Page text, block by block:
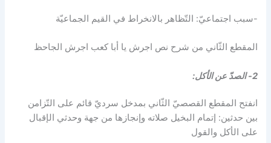
-سبب اجتماعيّ: التّظاهر بالانخراط في القيم الجماعيّة
المقطع الثّاني من شرح نص اجرش يا أبا كعب اجرش الجاحظ
2- الصدّ عن الأكل:
انفتح المقطع القصصيّ الثّاني بمدخل سرديّ قائم على التّزامن
بين حدثين: إتمام البخيل صلاته وإنجازها من جهة وحدثي الإقبال
على الأكل والقول